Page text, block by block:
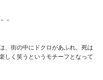
－
、街の中にドクロがあふれ、死は
しく笑うというモチーフとなって